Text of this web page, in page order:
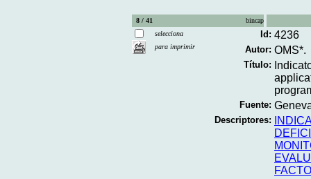
8 / 41
bincap
selecciona
para imprimir
Id: 4236
Autor: OMS*.
Título:
Fuente:
Descriptores: